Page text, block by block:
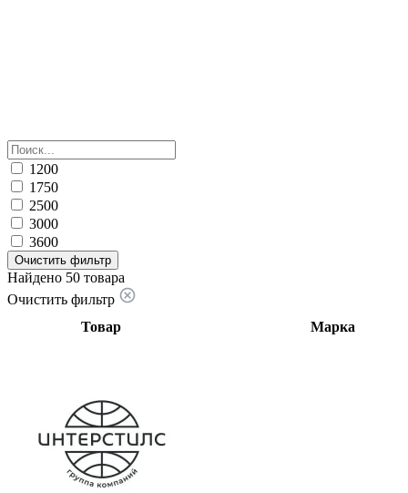
1200
1750
2500
3000
3600
Очистить фильтр
Найдено 50 товара
Очистить фильтр
Товар
Марка